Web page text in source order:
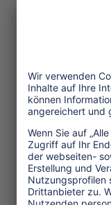
Service und